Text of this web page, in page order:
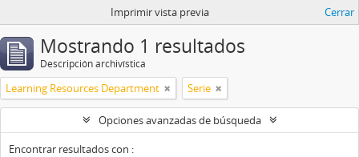
Imprimir vista previa Cerrar
Mostrando 1 resultados
Descripción archivística
Learning Resources Department Serie
Opciones avanzadas de búsqueda
Encontrar resultados con :